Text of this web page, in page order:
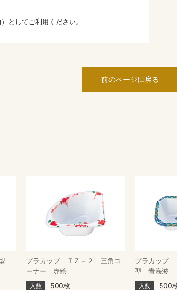
としてご利用ください。
前のページに戻る
プラカップ ＴＺ－２ 三角コ
ーナー 赤絵
入数 500枚
プラカップ
型 青海波
入数 500